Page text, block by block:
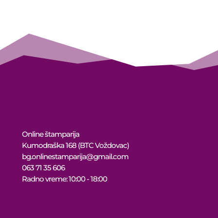
Online štamparija
Kumodraška 168 (BTC Voždovac)
bg.onlinestamparija@gmail.com
063 71 35 606
Radno vreme: 10:00 - 18:00